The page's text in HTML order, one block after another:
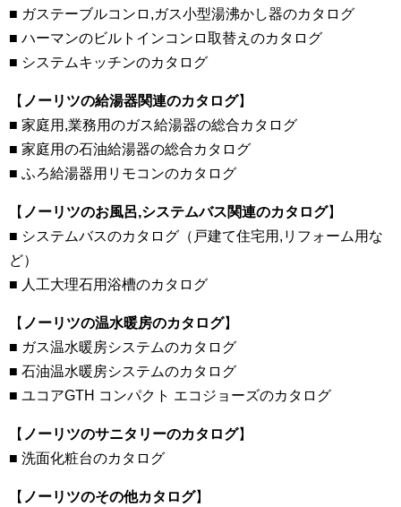
■ ガステーブルコンロ,ガス小型湯沸かし器のカタログ
■ ハーマンのビルトインコンロ取替えのカタログ
■ システムキッチンのカタログ
【 ノーリツの給湯器関連のカタログ】
■ 家庭用,業務用のガス給湯器の総合カタログ
■ 家庭用の石油給湯器の総合カタログ
■ ふろ給湯器用リモコンのカタログ
【 ノーリツのお風呂,システムバス関連のカタログ】
■ システムバスのカタログ（戸建て住宅用,リフォーム用な
ど）
■ 人工大理石用浴槽のカタログ
【 ノーリツの温水暖房のカタログ】
■ ガス温水暖房システムのカタログ
■ 石油温水暖房システムのカタログ
■ ユコアGTH コンパクト エコジョーズのカタログ
【 ノーリツのサニタリーのカタログ】
■ 洗面化粧台のカタログ
【 ノーリツのその他カタログ】